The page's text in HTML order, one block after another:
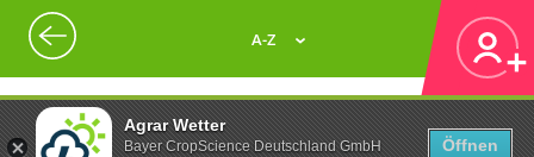
Agrar Wetter
Bayer CropScience Deutschland GmbH
Öffnen
A-Z